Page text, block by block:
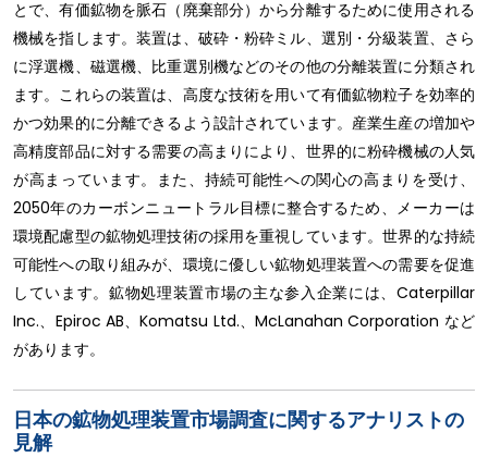
とで、有価鉱物を脈石（廃棄部分）から分離するために使用される
機械を指します。装置は、破砕・粉砕ミル、選別・分級装置、さら
に浮選機、磁選機、比重選別機などのその他の分離装置に分類され
ます。これらの装置は、高度な技術を用いて有価鉱物粒子を効率的
かつ効果的に分離できるよう設計されています。産業生産の増加や
高精度部品に対する需要の高まりにより、世界的に粉砕機械の人気
が高まっています。また、持続可能性への関心の高まりを受け、
2050年のカーボンニュートラル目標に整合するため、メーカーは
環境配慮型の鉱物処理技術の採用を重視しています。世界的な持続
可能性への取り組みが、環境に優しい鉱物処理装置への需要を促進
しています。鉱物処理装置市場の主な参入企業には、Caterpillar
Inc.、Epiroc AB、Komatsu Ltd.、McLanahan Corporation など
があります。
日本の鉱物処理装置市場調査に関するアナリストの
見解